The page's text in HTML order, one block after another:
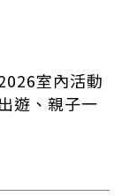
室內活動
遊、親子一